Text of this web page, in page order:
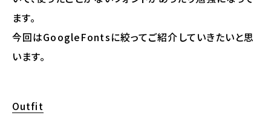
ます。
今回はGoogleFontsに絞ってご紹介していきたいと思
います。
Outfit